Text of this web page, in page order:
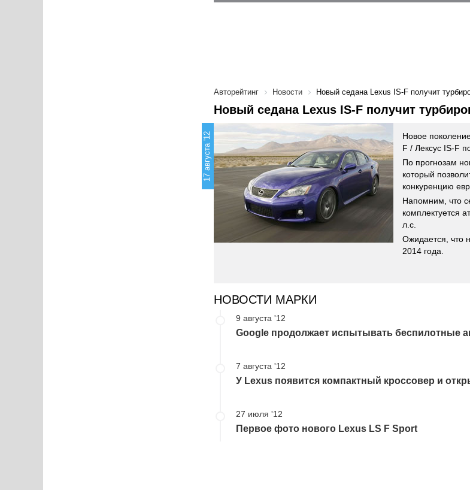
Авторейтинг Новости Новый седана Lexus IS-F получит
Новый седана Lexus IS-F получит
17 августа '12
Новое
F / Лексус IS-F
По прогнозам
который
конкуренцию
Напомним, что
комплектуется
л.с.
Ожидается, что
2014 года.
НОВОСТИ МАРКИ
9 августа '12
Google продолжает испытывать беспилотные
7 августа '12
У Lexus появится компактный кроссовер и
27 июля '12
Первое фото нового Lexus LS F Sport